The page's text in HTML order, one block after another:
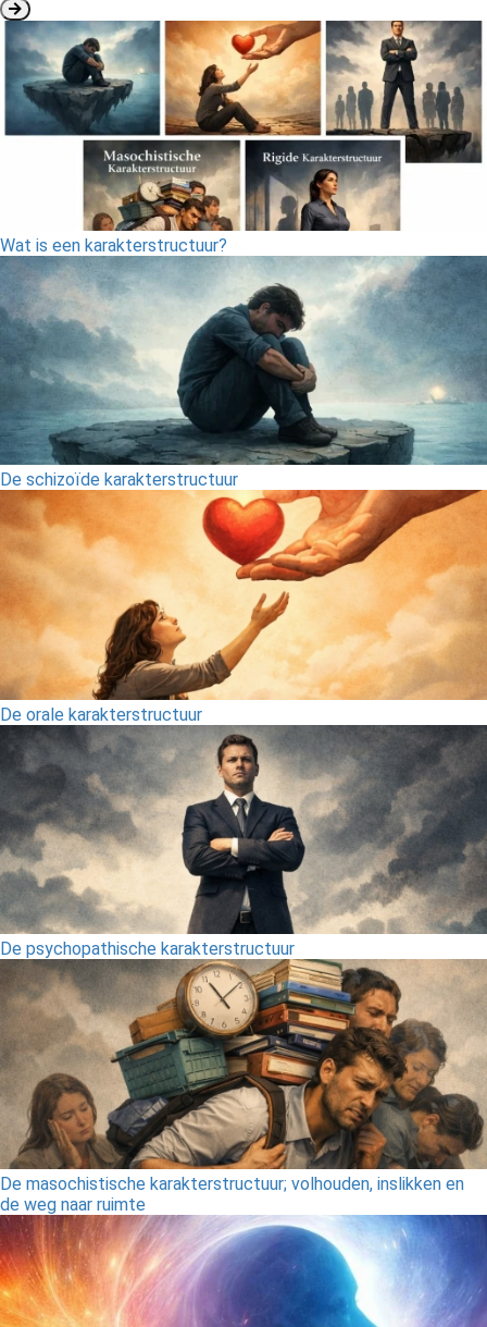
Wat is een karakterstructuur?
De schizoïde karakterstructuur
De orale karakterstructuur
De psychopathische karakterstructuur
De masochistische karakterstructuur; volhouden, inslikken en
de weg naar ruimte